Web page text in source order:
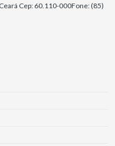
Cep: 60.110-000Fone: (85)